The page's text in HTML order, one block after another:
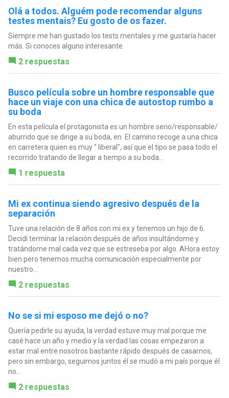
Olá a todos. Alguém pode recomendar alguns
testes mentais? Eu gosto de os fazer.
Siempre me han gustado los tests mentales y me gustaría hacer
más. Si conoces alguno interesante.
2 respuestas
Busco película sobre un hombre responsable que
hace un viaje con una chica de autostop rumbo a
su boda
En esta película el protagonista es un hombre serio/responsable/
aburrido que se dirige a su boda, en. El camino recoge a una chica
en carretera quien es muy " liberal", así que el tipo se pasa todo el
recorrido tratando de llegar a tiempo a su boda...
1 respuesta
Mi ex continua siendo agresivo después de la
separación
Tuve una relación de 8 años con mi ex y tenemos un hijo de 6.
Decidí terminar la relación después de años insultándome y
tratándome mal cada vez que se estreseba por algo. AHora estoy
bien pero tenemos mucha comunicación especialmente por
nuestro...
2 respuestas
No se si mi esposo me dejó o no?
Quería pedirle su ayuda, la verdad estuve muy mal porque me
casé hace un año y medio y la verdad las cosas empezaron a
estar mal entre nosotros bastante rápido después de casarnos,
pero sin embargo, seguimos juntos él se mudó a mi país porque él
no...
2 respuestas